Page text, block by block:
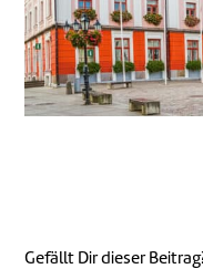
Gefällt Dir dieser